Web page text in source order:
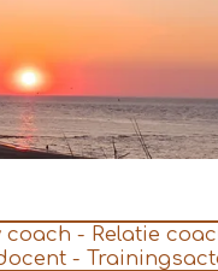
- Relatie
-